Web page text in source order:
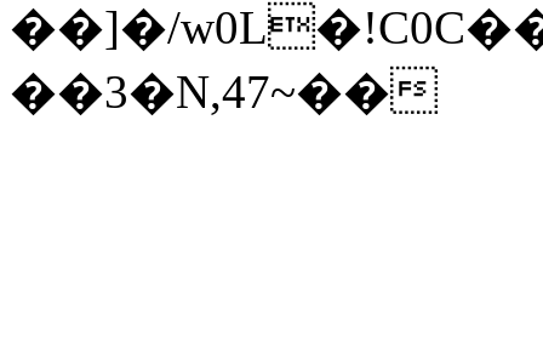
��]�/
��3�N,47~��